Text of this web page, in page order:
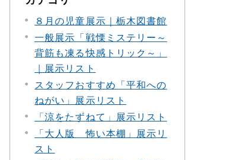
８月の児童展示｜栃木図書館
一般展示「戦慄ミステリー～
背筋も凍る快感トリック～」
｜展示リスト
スタッフおすすめ「平和への
ねがい」展示リスト
「涼をたずねて」展示リスト
「大人版 怖い本棚」展示リ
スト